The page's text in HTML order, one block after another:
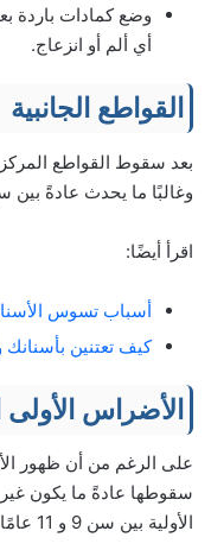
وضع كمادات باردة
أي ألم أو انزعاج.
القواطع الجانبية
بعد سقوط القواطع
وغالبًا ما يحدث عادةً بين سن 7
اقرأ أيضًا:
أسباب تسوس
كيف تعتنين بأسنانك
الأضراس الأولى
على الرغم من أن ظهور
سقوطها عادةً ما يكون
الأولية بين سن 9 و 11 عامًا.